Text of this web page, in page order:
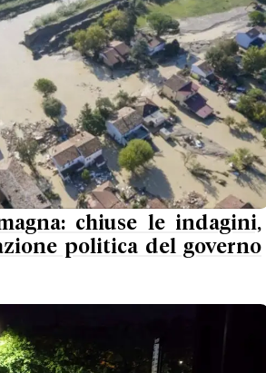
chiuse le indagini,
politica del governo